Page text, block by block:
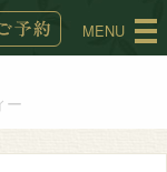
MENU
ー